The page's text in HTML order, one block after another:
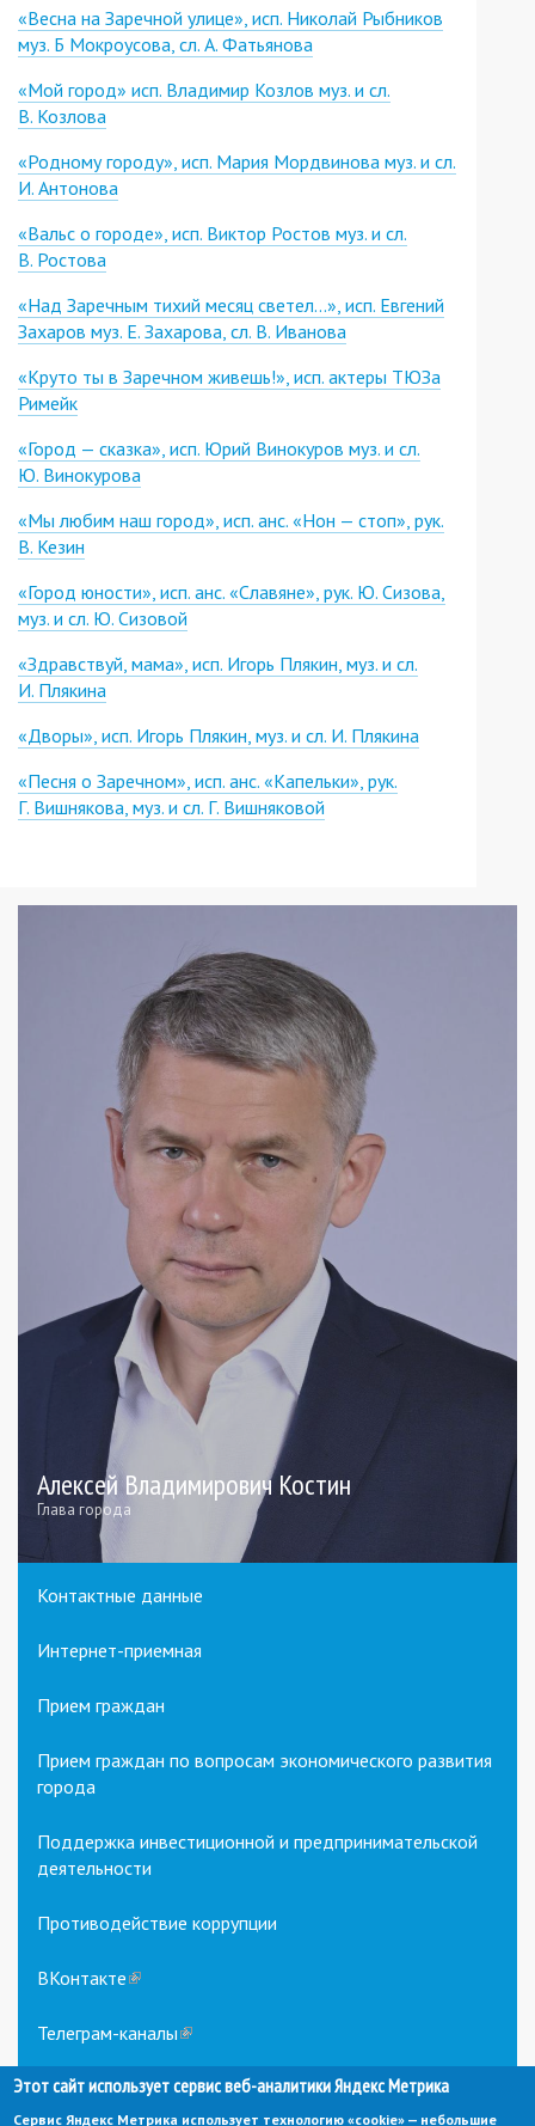
«Весна на Заречной улице», исп. Николай Рыбников
муз. Б Мокроусова, сл. А. Фатьянова
«Мой город» исп. Владимир Козлов муз. и сл.
В. Козлова
«Родному городу», исп. Мария Мордвинова муз. и сл.
И. Антонова
«Вальс о городе», исп. Виктор Ростов муз. и сл.
В. Ростова
«Над Заречным тихий месяц светел...», исп. Евгений
Захаров муз. Е. Захарова, сл. В. Иванова
«Круто ты в Заречном живешь!», исп. актеры ТЮЗа
Римейк
«Город — сказка», исп. Юрий Винокуров муз. и сл.
Ю. Винокурова
«Мы любим наш город», исп. анс. «Нон — стоп», рук.
В. Кезин
«Город юности», исп. анс. «Славяне», рук. Ю. Сизова,
муз. и сл. Ю. Сизовой
«Здравствуй, мама», исп. Игорь Плякин, муз. и сл.
И. Плякина
«Дворы», исп. Игорь Плякин, муз. и сл. И. Плякина
«Песня о Заречном», исп. анс. «Капельки», рук.
Г. Вишнякова, муз. и сл. Г. Вишняковой
Алексей Владимирович Костин
Глава города
Контактные данные
Интернет-приемная
Прием граждан
Прием граждан по вопросам экономического развития
города
Поддержка инвестиционной и предпринимательской
деятельности
Противодействие коррупции
ВКонтакте(link
external)
Телеграм-каналы(link
external)
Этот сайт использует сервис веб-аналитики Яндекс Метрика
Сервис Яндекс Метрика использует технологию «cookie» — небольшие